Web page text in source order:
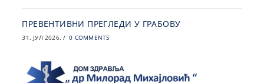
ПРЕВЕНТИВНИ ПРЕГЛЕДИ У ГРАБОВУ
31. ЈУЛ 2026. / 0 COMMENTS